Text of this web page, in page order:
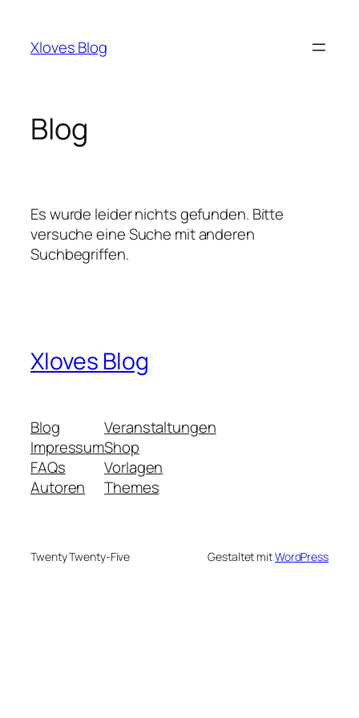
springen
Xloves Blog
Blog
Es wurde leider nichts gefunden. Bitte
versuche eine Suche mit anderen
Suchbegriffen.
Xloves Blog
Blog
Impressum
FAQs
Autoren
Veranstaltungen
Shop
Vorlagen
Themes
Twenty Twenty-Five Gestaltet mitWordPress